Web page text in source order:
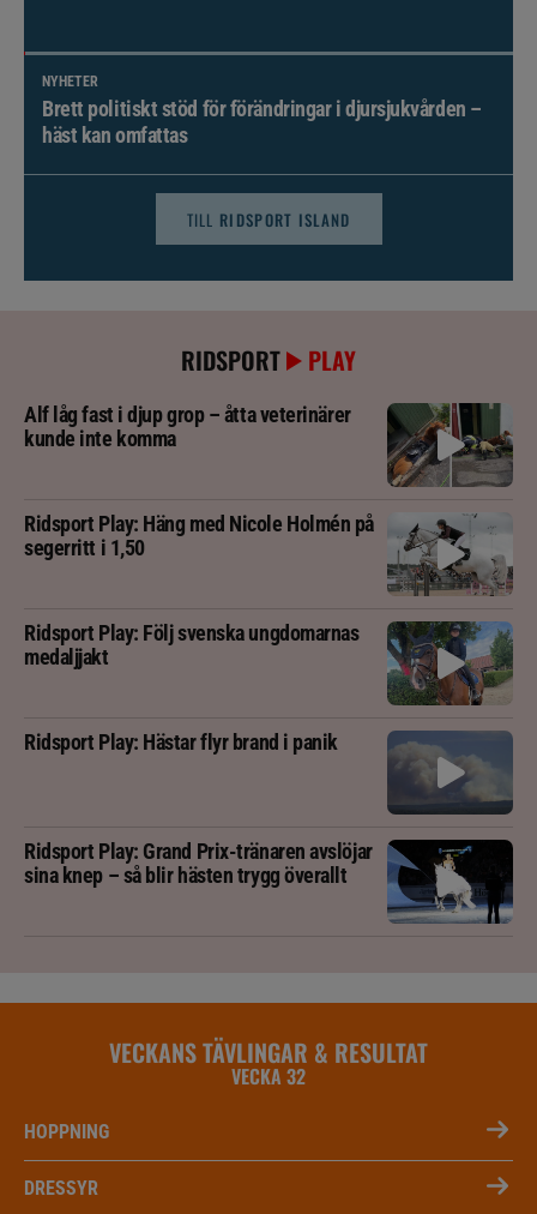
NYHETER
Brett politiskt stöd för förändringar i djursjukvården –
häst kan omfattas
TILL RIDSPORT ISLAND
RIDSPORT PLAY
Alf låg fast i djup grop – åtta veterinärer
kunde inte komma
Ridsport Play: Häng med Nicole Holmén på
segerritt i 1,50
Ridsport Play: Följ svenska ungdomarnas
medaljjakt
Ridsport Play: Hästar flyr brand i panik
Ridsport Play: Grand Prix-tränaren avslöjar
sina knep – så blir hästen trygg överallt
VECKANS TÄVLINGAR & RESULTAT
VECKA 32
HOPPNING
DRESSYR